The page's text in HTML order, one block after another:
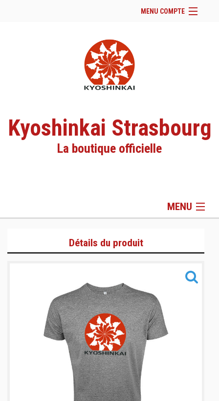
MENU COMPTE
Site Web du club
Facebook
Se connecter
Panier (vide)
Kyoshinkai Strasbourg
La boutique officielle
MENU
Zoodies/Vestes
Informations
Détails du produit